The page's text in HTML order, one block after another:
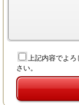
上記内容でよろ
さい。